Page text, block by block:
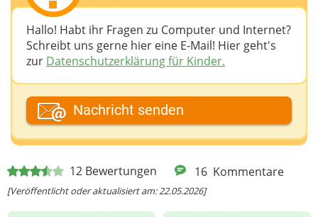
12 Bewertungen 16 Kommentare
[Veröffentlicht oder aktualisiert am: 22.05.2026]
Hallo! Habt ihr Fragen zu Computer und Internet?
Schreibt uns gerne hier eine E-Mail! Hier geht's
zur Datenschutzerklärung für Kinder.
Dein Fantasiename
Deine E-Mail-Adresse (wenn du eine Antwort
möchtest)
Nachricht senden